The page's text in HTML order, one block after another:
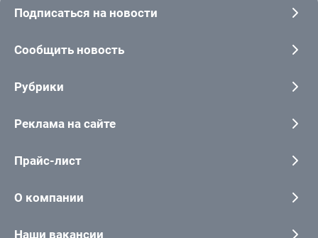
Подписаться на новости
Сообщить новость
Рубрики
Реклама на сайте
Прайс-лист
О компании
Наши вакансии